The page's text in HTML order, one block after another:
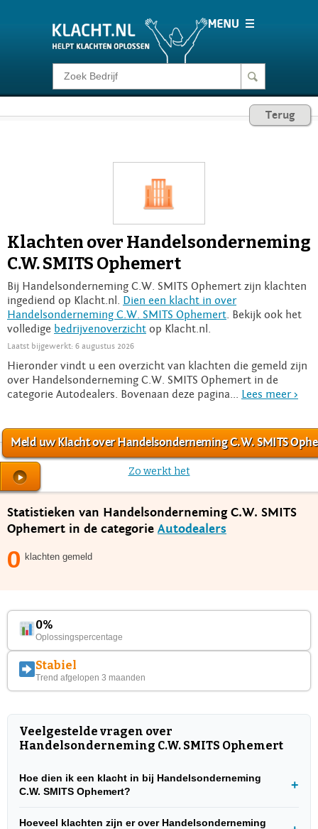
Klacht melden
Login
Terug
Klachten over Handelsonderneming
C.W. SMITS Ophemert
Bij Handelsonderneming C.W. SMITS Ophemert zijn klachten
ingediend op Klacht.nl. Dien een klacht in over
Handelsonderneming C.W. SMITS Ophemert . Bekijk ook het
volledige bedrijvenoverzicht op Klacht.nl.
Laatst bijgewerkt: 6 augustus 2026
Hieronder vindt u een overzicht van klachten die gemeld zijn
over Handelsonderneming C.W. SMITS Ophemert in de
categorie Autodealers. Bovenaan deze pagina... Lees meer >
Meld uw Klacht over Handelsonderneming C.W. SMITS
Zo werkt het
Statistieken van Handelsonderneming C.W. SMITS
Ophemert in de categorie Autodealers
0 klachten gemeld
0%
Oplossingspercentage
Stabiel
Trend afgelopen 3 maanden
Veelgestelde vragen over
Handelsonderneming C.W. SMITS Ophemert
Hoe dien ik een klacht in bij Handelsonderneming
C.W. SMITS Ophemert?
Hoeveel klachten zijn er over Handelsonderneming